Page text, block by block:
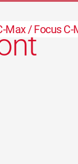
Max / Focus